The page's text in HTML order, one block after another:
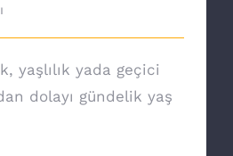
yaşlılık yada geçici
dolayı gündelik yaş